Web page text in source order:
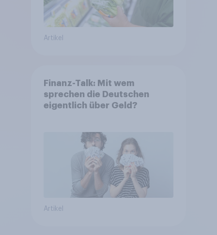
Artikel
Finanz-Talk: Mit wem
sprechen die Deutschen
eigentlich über Geld?
Artikel